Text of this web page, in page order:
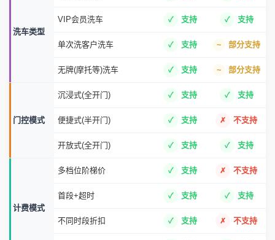
洗车类型
VIP会员洗车 支持 支持
单次洗客户洗车 支持 部分支持
无牌(摩托等)洗车 支持 部分支持
门控模式
沉浸式(全开门) 支持 支持
便捷式(半开门) 支持 不支持
开放式(全开门) 支持 支持
计费模式
多档位阶梯价 支持 不支持
首段+超时 支持 支持
不同时段折扣 支持 不支持